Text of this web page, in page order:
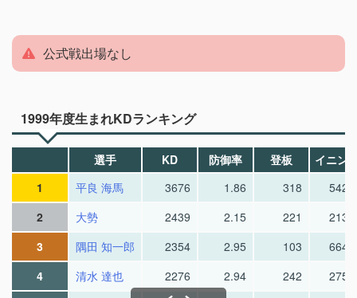
公式戦出場なし
1999年度生まれKDランキング
選手 KD 防御率 登板
イニン
1
平良 海馬 3676 1.86 318
542.0
2
大勢 2439 2.15 221
213.0
3
隅田 知一郎 2354 2.95 103
664.2
4
清水 達也 2276 2.94 242
275.1